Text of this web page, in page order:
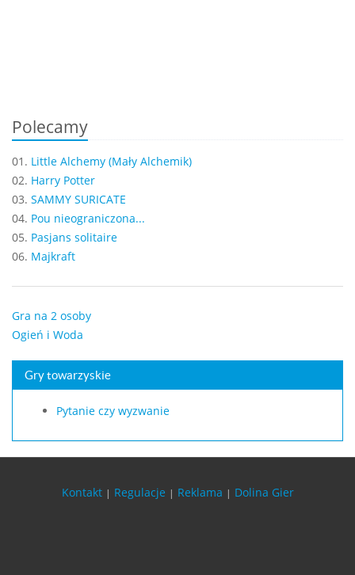
Polecamy
01. Little Alchemy (Mały Alchemik)
02. Harry Potter
03. SAMMY SURICATE
04. Pou nieograniczona...
05. Pasjans solitaire
06. Majkraft
Gra na 2 osoby
Ogień i Woda
Gry towarzyskie
Pytanie czy wyzwanie
Kontakt | Regulacje | Reklama | Dolina Gier